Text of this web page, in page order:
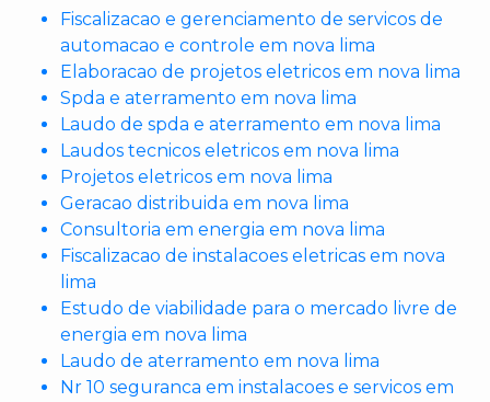
Fiscalizacao e gerenciamento de servicos de
automacao e controle em nova lima
Elaboracao de projetos eletricos em nova lima
Spda e aterramento em nova lima
Laudo de spda e aterramento em nova lima
Laudos tecnicos eletricos em nova lima
Projetos eletricos em nova lima
Geracao distribuida em nova lima
Consultoria em energia em nova lima
Fiscalizacao de instalacoes eletricas em nova
lima
Estudo de viabilidade para o mercado livre de
energia em nova lima
Laudo de aterramento em nova lima
Nr 10 seguranca em instalacoes e servicos em